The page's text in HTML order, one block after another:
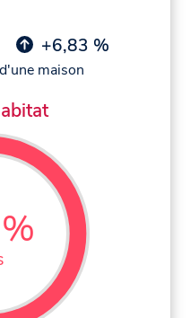
+6,83 %
maison